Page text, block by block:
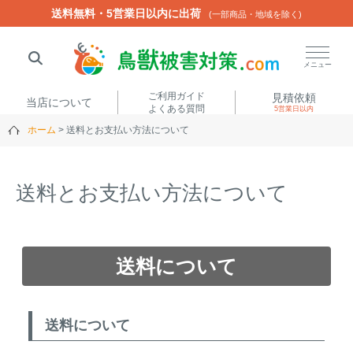
送料無料・5営業日以内に出荷 (一部商品・地域を除く)
メニュー
当店について
ご利用ガイド
よくある質問
見積依頼
5営業日以内
ホーム 送料とお支払い方法について
送料とお支払い方法について
送料について
送料について
送料無料・5営業日以内に出荷 (一部商品・地域を除く)
閉じる
いのししくんTREL4G-Rアニマルネット2300
電気柵
クビシン・ネズミ等）